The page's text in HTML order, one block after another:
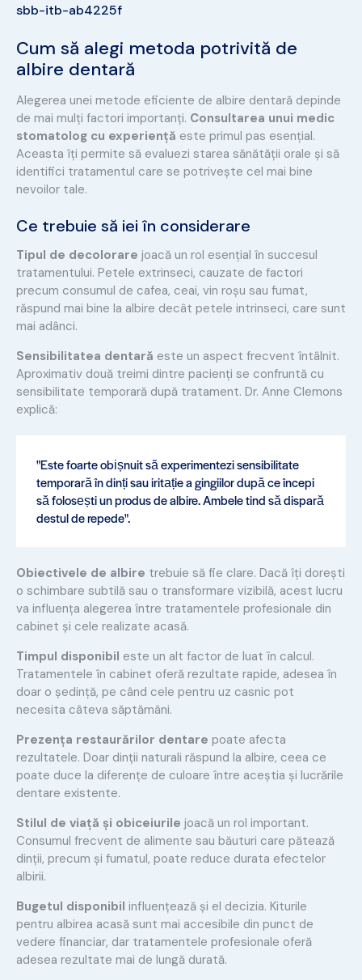
sbb-itb-ab4225f
Cum să alegi metoda potrivită de
albire dentară
Alegerea unei metode eficiente de albire dentară depinde
de mai mulți factori importanți. Consultarea unui medic
stomatolog cu experiență este primul pas esențial.
Aceasta îți permite să evaluezi starea sănătății orale și să
identifici tratamentul care se potrivește cel mai bine
nevoilor tale.
Ce trebuie să iei în considerare
Tipul de decolorare joacă un rol esențial în succesul
tratamentului. Petele extrinseci, cauzate de factori
precum consumul de cafea, ceai, vin roșu sau fumat,
răspund mai bine la albire decât petele intrinseci, care sunt
mai adânci.
Sensibilitatea dentară este un aspect frecvent întâlnit.
Aproximativ două treimi dintre pacienți se confruntă cu
sensibilitate temporară după tratament. Dr. Anne Clemons
explică:
"Este foarte obișnuit să experimentezi sensibilitate
temporară în dinți sau iritație a gingiilor după ce începi
să folosești un produs de albire. Ambele tind să dispară
destul de repede".
Obiectivele de albire trebuie să fie clare. Dacă îți dorești
o schimbare subtilă sau o transformare vizibilă, acest lucru
va influența alegerea între tratamentele profesionale din
cabinet și cele realizate acasă.
Timpul disponibil este un alt factor de luat în calcul.
Tratamentele în cabinet oferă rezultate rapide, adesea în
doar o ședință, pe când cele pentru uz casnic pot
necesita câteva săptămâni.
Prezența restaurărilor dentare poate afecta
rezultatele. Doar dinții naturali răspund la albire, ceea ce
poate duce la diferențe de culoare între aceștia și lucrările
dentare existente.
Stilul de viață și obiceiurile joacă un rol important.
Consumul frecvent de alimente sau băuturi care pătează
dinții, precum și fumatul, poate reduce durata efectelor
albirii.
Bugetul disponibil influențează și el decizia. Kiturile
pentru albirea acasă sunt mai accesibile din punct de
vedere financiar, dar tratamentele profesionale oferă
adesea rezultate mai de lungă durată.